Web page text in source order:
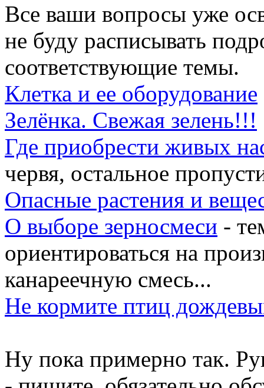
Все ваши вопросы уже
не буду расписывать
соответствующие темы.
Клетка и ее оборудование
Зелёнка. Свежая зелень!!!
Где приобрести живых
червя, остальное
Опасные растения и
О выборе зерносмеси -
ориентироваться на
канареечную смесь...
Не кормите птиц
Ну пока примерно так.